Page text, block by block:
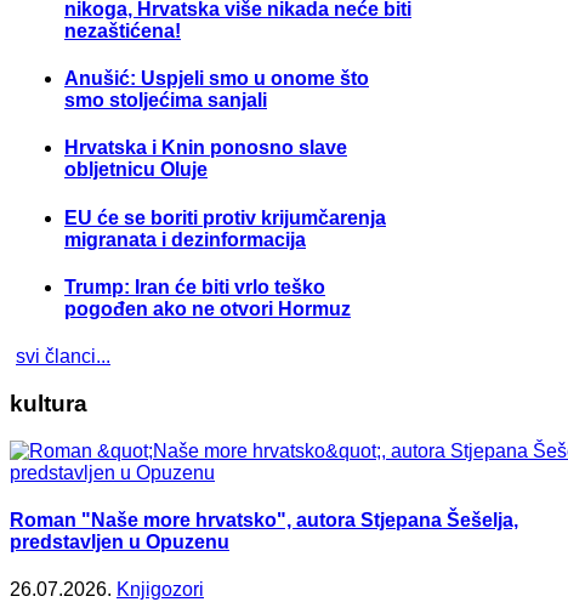
nikoga, Hrvatska više nikada neće biti
nezaštićena!
Anušić: Uspjeli smo u onome što
smo stoljećima sanjali
Hrvatska i Knin ponosno slave
obljetnicu Oluje
EU će se boriti protiv krijumčarenja
migranata i dezinformacija
Trump: Iran će biti vrlo teško
pogođen ako ne otvori Hormuz
svi članci...
kultura
Roman "Naše more hrvatsko", autora Stjepana Šešelja,
predstavljen u Opuzenu
26.07.2026. Knjigozori